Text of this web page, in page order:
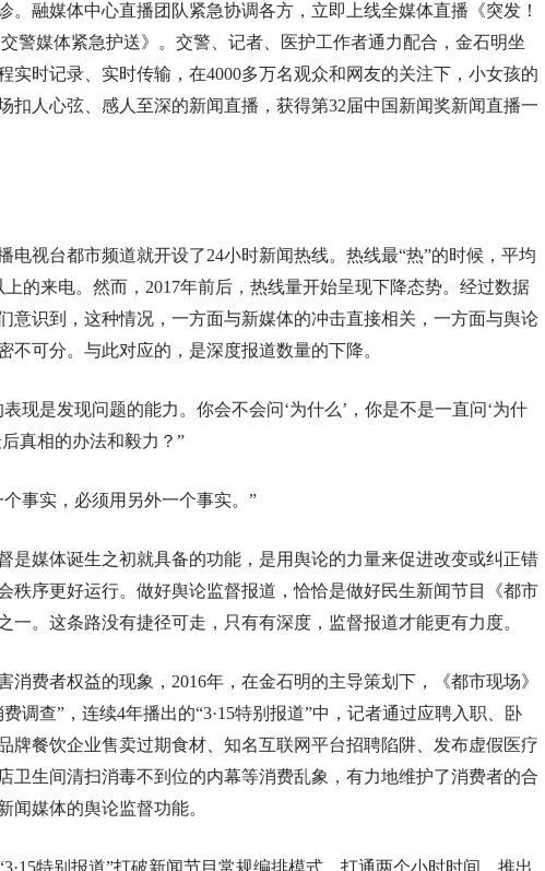
。融媒体中心直播团队紧急协调各方，立即上线全媒体直播《突发！
警媒体紧急护送》。交警、记者、医护工作者通力配合，金石明坐
实时记录、实时传输，在4000多万名观众和网友的关注下，小女孩的
扣人心弦、感人至深的新闻直播，获得第32届中国新闻奖新闻直播一
视台都市频道就开设了24小时新闻热线。热线最“热”的时候，平均
的来电。然而，2017年前后，热线量开始呈现下降态势。经过数据
意识到，这种情况，一方面与新媒体的冲击直接相关，一方面与舆论
不可分。与此对应的，是深度报道数量的下降。
是发现问题的能力。你会不会问‘为什么’，你是不是一直问‘为什
真相的办法和毅力？”
事实，必须用另外一个事实。”
媒体诞生之初就具备的功能，是用舆论的力量来促进改变或纠正错
秩序更好运行。做好舆论监督报道，恰恰是做好民生新闻节目《都市
一。这条路没有捷径可走，只有有深度，监督报道才能更有力度。
费者权益的现象，2016年，在金石明的主导策划下，《都市现场》
调查”，连续4年播出的“3·15特别报道”中，记者通过应聘入职、卧
牌餐饮企业售卖过期食材、知名互联网平台招聘陷阱、发布虚假医疗
卫生间清扫消毒不到位的内幕等消费乱象，有力地维护了消费者的合
闻媒体的舆论监督功能。
特别报道”打破新闻节目常规编排模式，打通两个小时时间，推出